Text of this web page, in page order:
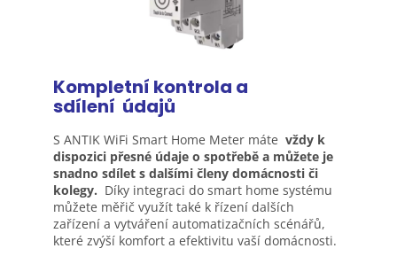
Kompletní kontrola a
sdílení údajů
S ANTIK WiFi Smart Home Meter máte vždy k
dispozici přesné údaje o spotřebě a můžete je
snadno sdílet s dalšími členy domácnosti či
kolegy. Díky integraci do smart home systému
můžete měřič využít také k řízení dalších
zařízení a vytváření automatizačních scénářů,
které zvýší komfort a efektivitu vaší domácnosti.